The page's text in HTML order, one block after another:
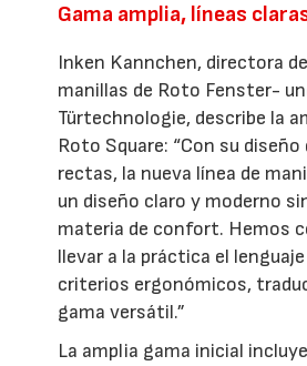
Gama amplia, líneas
Inken Kannchen, directora
manillas de Roto Fenster-
Türtechnologie, describe la
Roto Square: “Con su diseño
rectas, la nueva línea de
un diseño claro y moderno
materia de confort. Hemos
llevar a la práctica el
criterios ergonómicos,
gama versátil.”
La amplia gama inicial